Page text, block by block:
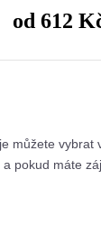
od 612
můžete vybrat
, a pokud máte